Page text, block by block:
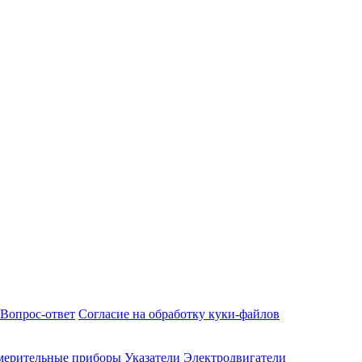
Вопрос-ответ Согласие на обработку куки-файлов
приборы Указатели Электродвигатели